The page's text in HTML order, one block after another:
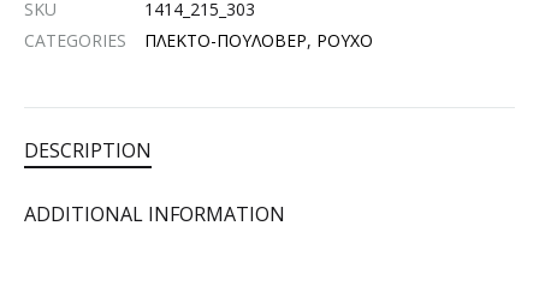
SKU
1414_215_303
CATEGORIES
ΠΛΕΚΤΟ-ΠΟΥΛΟΒΕΡ, ΡΟΥΧΟ
DESCRIPTION
ADDITIONAL INFORMATION